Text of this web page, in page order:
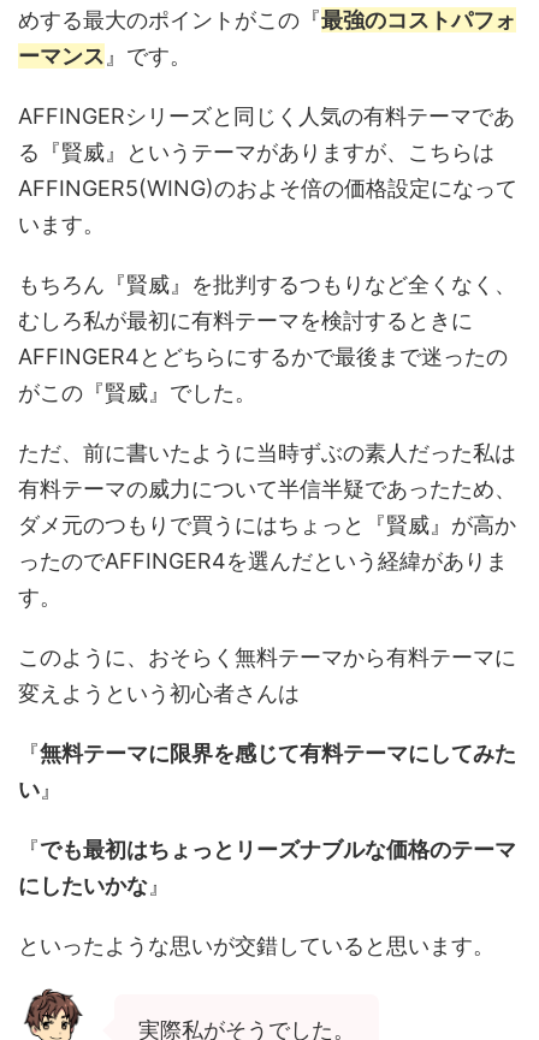
めする最大のポイントがこの『最強のコストパフォ
ーマンス 』です。
AFFINGERシリーズと同じく人気の有料テーマであ
る『賢威』というテーマがありますが、こちらは
AFFINGER5(WING)のおよそ倍の価格設定になって
います。
もちろん『賢威』を批判するつもりなど全くなく、
むしろ私が最初に有料テーマを検討するときに
AFFINGER4とどちらにするかで最後まで迷ったの
がこの『賢威』でした。
ただ、前に書いたように当時ずぶの素人だった私は
有料テーマの威力について半信半疑であったため、
ダメ元のつもりで買うにはちょっと『賢威』が高か
ったのでAFFINGER4を選んだという経緯がありま
す。
このように、おそらく無料テーマから有料テーマに
変えようという初心者さんは
『無料テーマに限界を感じて有料テーマにしてみた
い 』
『でも最初はちょっとリーズナブルな価格のテーマ
にしたいかな 』
といったような思いが交錯していると思います。
実際私がそうでした。